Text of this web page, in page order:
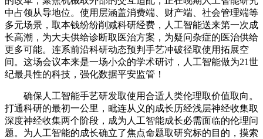
中占领从导地位。使用层涵盖消费端、财产端、社会管理端等
多元场景，取本钱纷纷削减科研经费，人工智能送来第一次成
长高潮，为大夫供给诊断取医治方案，为疑问杂症的医治供给
更多可能。连系前沿科研动态预判手艺冲破径取使用拓展空
间。这场会议本来是一场小众的学术研讨，人工智能做为21世
纪最具性的科技，强化数据平安监管！
确保人工智能手艺研发取使用合适人类伦理取价值取向。
打通科研的最初一公里，毗连从义的成长历经浅层神经收集取
深度神经收集两个阶段，成为人工智能成长必需面临的伦理问
题。为人工智能的成长确立了焦点命题取研究标的目的，摸索